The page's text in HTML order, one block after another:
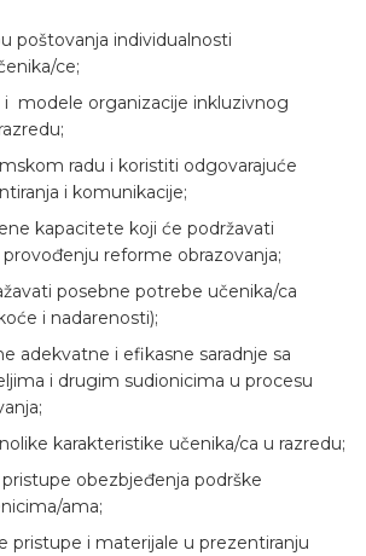
poštovanja individualnosti
ce;
i modele organizacije inkluzivnog
radu i koristiti odgovarajuće
i komunikacije;
kapacitete koji će podržavati
reforme obrazovanja;
posebne potrebe učenika/ca
i nadarenosti);
adekvatne i efikasne saradnje sa
i drugim sudionicima u procesu
karakteristike učenika/ca u razredu;
obezbjeđenja podrške
ama;
pristupe i materijale u prezentiranju